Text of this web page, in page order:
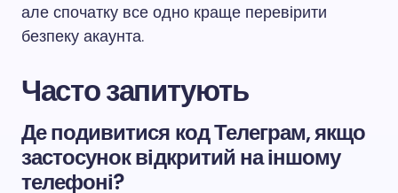
але спочатку все одно краще перевірити
безпеку акаунта.
Часто запитують
Де подивитися код Телеграм, якщо
застосунок відкритий на іншому
телефоні?